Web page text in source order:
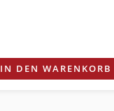
IN DEN WARENKORB